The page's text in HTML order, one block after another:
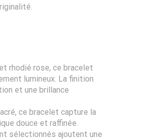
rhodié rose, ce bracelet
lumineux. La finition
et une brillance
ce bracelet capture la
douce et raffinée.
sélectionnés ajoutent une